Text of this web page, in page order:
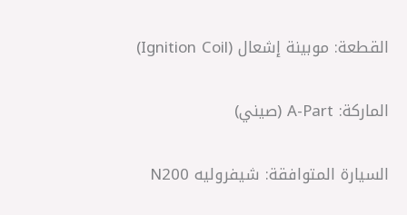
القطعة: موبينة إشعال (Ignition Coil)
الماركة: A-Part (صيني)
السيارة المتوافقة: شيفروليه N200